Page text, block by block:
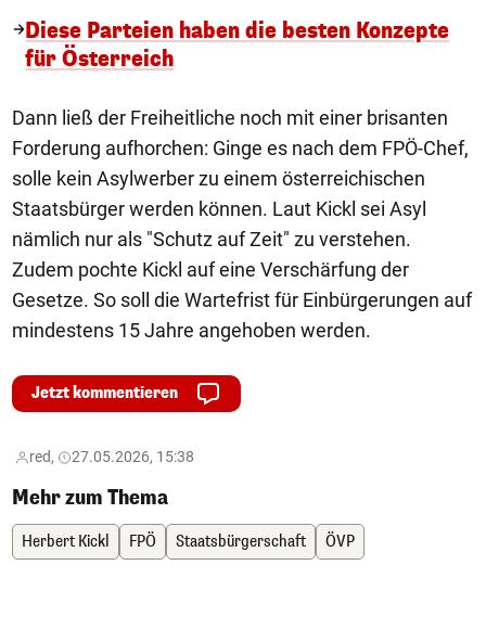
Diese Parteien haben die besten Konzepte
für Österreich
Dann ließ der Freiheitliche noch mit einer brisanten
Forderung aufhorchen: Ginge es nach dem FPÖ-Chef,
solle kein Asylwerber zu einem österreichischen
Staatsbürger werden können. Laut Kickl sei Asyl
nämlich nur als "Schutz auf Zeit" zu verstehen.
Zudem pochte Kickl auf eine Verschärfung der
Gesetze. So soll die Wartefrist für Einbürgerungen auf
mindestens 15 Jahre angehoben werden.
Jetzt kommentieren
red, 27.05.2026, 15:38
Mehr zum Thema
Herbert Kickl FPÖ Staatsbürgerschaft ÖVP